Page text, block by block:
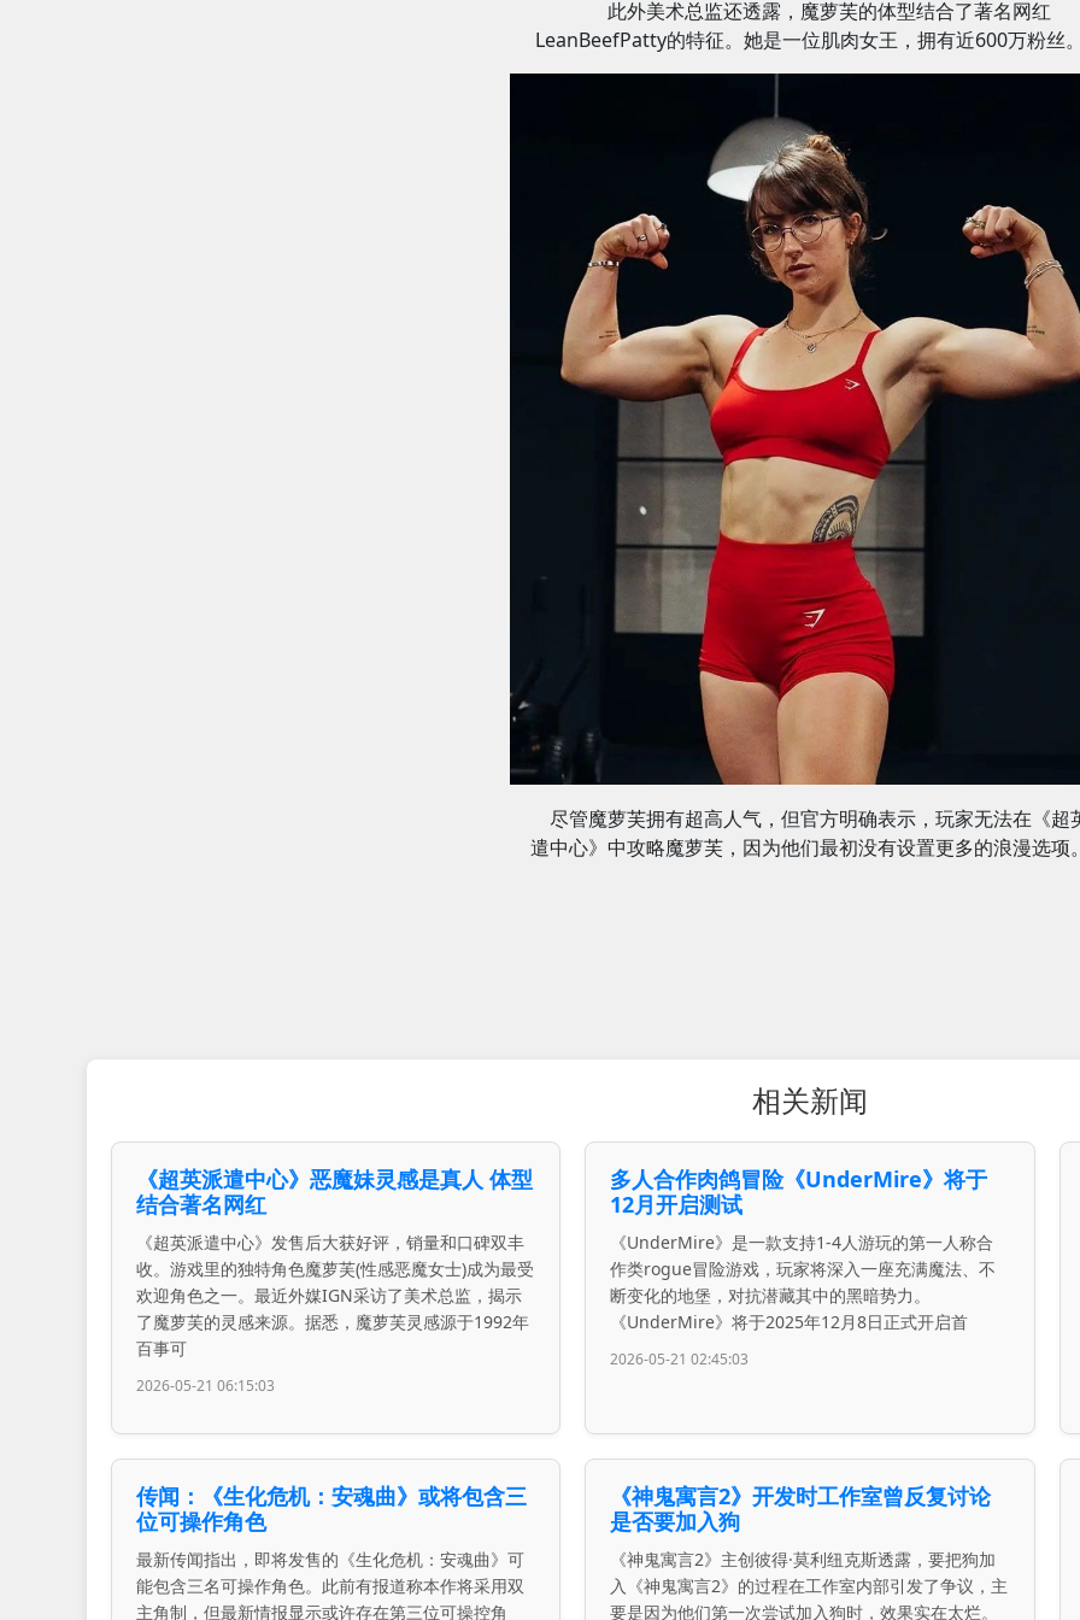
此外美术总监还透露，魔萝芙的体型结合了著名网红
LeanBeefPatty的特征。她是一位肌肉女王，拥有近600万粉丝
尽管魔萝芙拥有超高人气，但官方明确表示，玩家无法在《超
遣中心》中攻略魔萝芙，因为他们最初没有设置更多的浪漫选项
相关新闻
《超英派遣中心》恶魔妹灵感是真人 体型
结合著名网红
《超英派遣中心》发售后大获好评，销量和口碑双丰
收。游戏里的独特角色魔萝芙(性感恶魔女士)成为最受
欢迎角色之一。最近外媒IGN采访了美术总监，揭示
了魔萝芙的灵感来源。据悉，魔萝芙灵感源于1992年
百事可
2026-05-21 06:15:03
多人合作肉鸽冒险《UnderMire》将于
12月开启测试
《UnderMire》是一款支持1-4人游玩的第一人称合
作类rogue冒险游戏，玩家将深入一座充满魔法、不
断变化的地堡，对抗潜藏其中的黑暗势力。
《UnderMire》将于2025年12月8日正式开启首
2026-05-21 02:45:03
传闻：《生化危机：安魂曲》或将包含三
位可操作角色
最新传闻指出，即将发售的《生化危机：安魂曲》可
能包含三名可操作角色。此前有报道称本作将采用双
主角制，但最新情报显示或许存在第三位可操控角
《神鬼寓言2》开发时工作室曾反复讨论
是否要加入狗
《神鬼寓言2》主创彼得·莫利纽克斯透露，要把狗加
入《神鬼寓言2》的过程在工作室内部引发了争议，主
要是因为他们第一次尝试加入狗时，效果实在太烂。